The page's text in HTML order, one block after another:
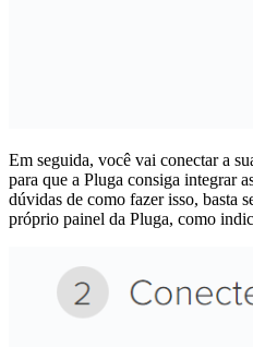
Em seguida, você vai conectar a
para que a Pluga consiga integrar
dúvidas de como fazer isso, basta
próprio painel da Pluga, como